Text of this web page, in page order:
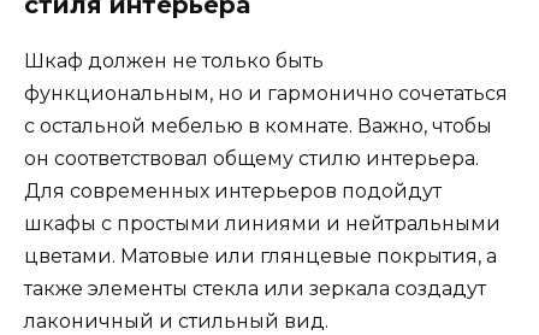
Шкаф должен не только быть
функциональным, но и гармонично сочетаться
с остальной мебелью в комнате. Важно, чтобы
он соответствовал общему стилю интерьера.
Для современных интерьеров подойдут
шкафы с простыми линиями и нейтральными
цветами. Матовые или глянцевые покрытия, а
также элементы стекла или зеркала создадут
лаконичный и стильный вид.